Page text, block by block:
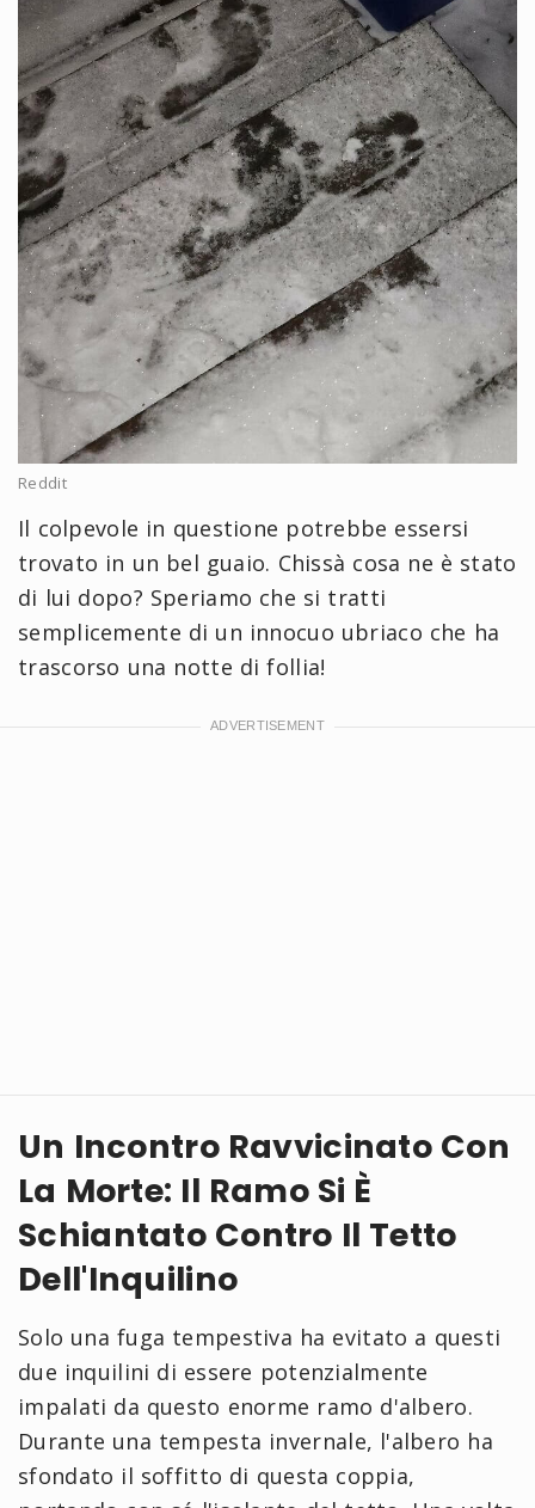
Reddit
Il colpevole in questione potrebbe essersi
trovato in un bel guaio. Chissà cosa ne è stato
di lui dopo? Speriamo che si tratti
semplicemente di un innocuo ubriaco che ha
trascorso una notte di follia!
Un Incontro Ravvicinato Con
La Morte: Il Ramo Si È
Schiantato Contro Il Tetto
Dell'Inquilino
Solo una fuga tempestiva ha evitato a questi
due inquilini di essere potenzialmente
impalati da questo enorme ramo d'albero.
Durante una tempesta invernale, l'albero ha
sfondato il soffitto di questa coppia,